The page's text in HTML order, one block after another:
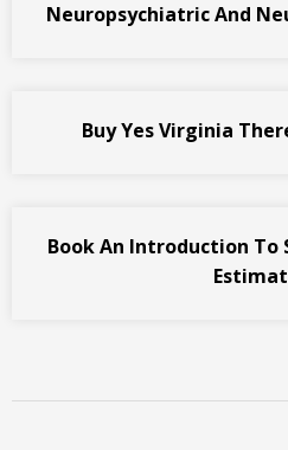
Neuropsychiatric And
Buy Yes Virginia
Book An Introduction To